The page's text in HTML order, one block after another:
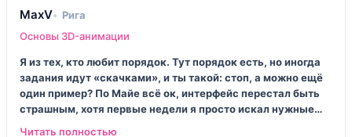
MaxV
Рига
Основы 3D-анимации
Я из тех, кто любит порядок. Тут порядок есть, но иногда
задания идут «скачками», и ты такой: стоп, а можно ещё
один пример? По Майе всё ок, интерфейс перестал быть
страшным, хотя первые недели я просто искал нужные
кнопки. Слабое место — мотивация. Если ты не выделил